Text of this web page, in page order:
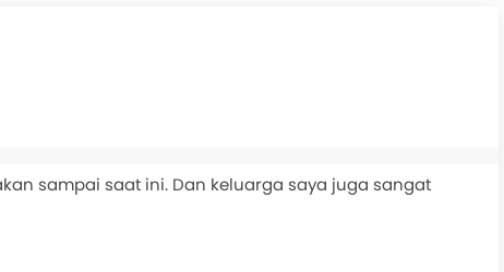
sampai saat ini. Dan keluarga saya juga sangat